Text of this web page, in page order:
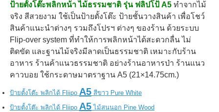
ป้ายตั้งโต๊ะพลิกหน้า ไม้ธรรมชาติ รุ่น ฟลิปโป้ A5 ทำจากไม้
จริง สีสวยงาม ใช้เป็นป้ายตั้งโต๊ะ ป้ายชั้นวางสินค้า เพื่อโชว์
สินค้าแนะนำต่างๆ รวมถึงโปรฯ ต่างๆ ของร้าน ด้วยระบบ
Flip-over system ที่ทำให้การพลิกหน้าได้สะดวกลื่น ไม่
ติดขัด และฐานไม้จริงมีลาดเป็นธรรมชาติ เหมาะกับร้าน
อาหาร ร้านค้าแนวธรรมชาติ อย่างร้านอาหารป่า ร้านแนว
คาวบอย ใช้กระดาษมาตราฐาน A5 (21×14.75cm.)
ป้ายตั้งโต๊ะ พลิกได้ Fliipo A5 สีขาว Pure White
ป้ายตั้งโต๊ะ พลิกได้ Fliipo A5 ไม้สนนอก Pine Wood